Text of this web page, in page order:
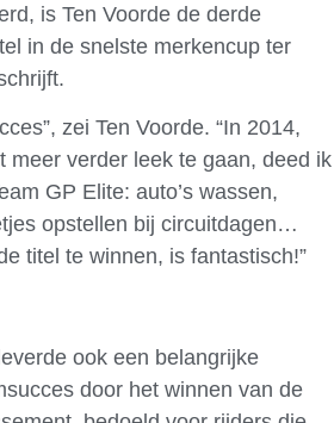
is Ten Voorde de derde
in de snelste merkencup ter
zei Ten Voorde. “In 2014,
meer verder leek te gaan, deed ik
GP Elite: auto’s wassen,
opstellen bij circuitdagen…
titel te winnen, is fantastisch!”
ook een belangrijke
door het winnen van de